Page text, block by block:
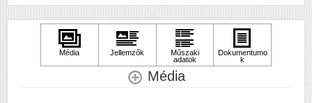
(oldal/hó)
Szkennelés
Tömeg (kg)
40.9
Méretek (ma x szé x mé mm)
Média